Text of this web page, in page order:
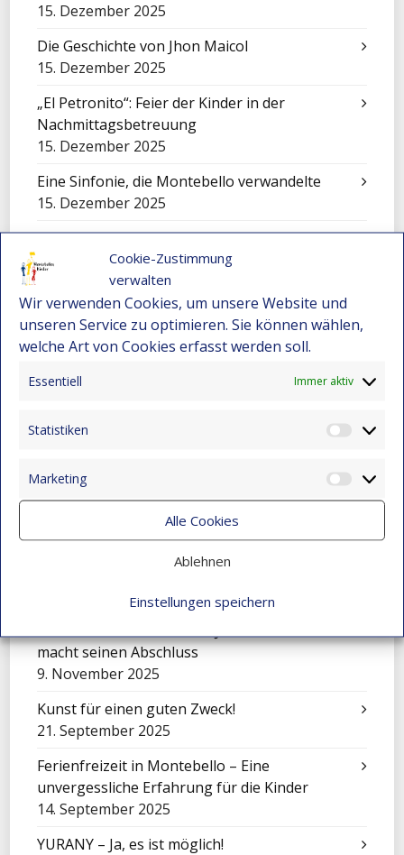
Cookie-Zustimmung
verwalten
Wir verwenden Cookies, um unsere Website und
unseren Service zu optimieren. Sie können wählen,
welche Art von Cookies erfasst werden soll.
Essentiell Immer aktiv
Statistiken
Marketing
Alle Cookies
Ablehnen
Einstellungen speichern
15. Dezember 2025
Die Geschichte von Jhon Maicol
15. Dezember 2025
„El Petronito“: Feier der Kinder in der
Nachmittagsbetreuung
15. Dezember 2025
Eine Sinfonie, die Montebello verwandelte
15. Dezember 2025
Cali füllt sich mit Worten: Ein unvergessliches
Erlebnis für unsere Kinder
15. Dezember 2025
Festival-Seminar für Orchesterleitung 2025 –
Wo Gemeinschaft und Musik neue Wege
15. Dezember 2025
Esperanza beim Festival in El Salvador
Feier zum Tag der Liebe und Freundschaft
Mit Klängen gemeinsam wachsen: Sinfonisches
9. November 2025
macht seinen Abschluss
9. November 2025
Kunst für einen guten Zweck!
21. September 2025
Ferienfreizeit in Montebello – Eine
unvergessliche Erfahrung für die Kinder
14. September 2025
YURANY – Ja, es ist möglich!